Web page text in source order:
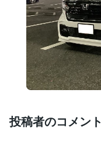
投稿者のコメント